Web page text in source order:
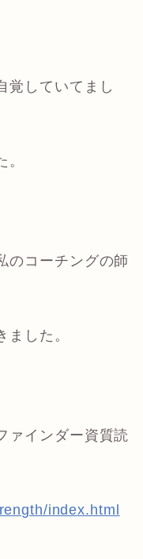
覚していてまし
のコーチングの師
した。
ァインダー資質読
index.html